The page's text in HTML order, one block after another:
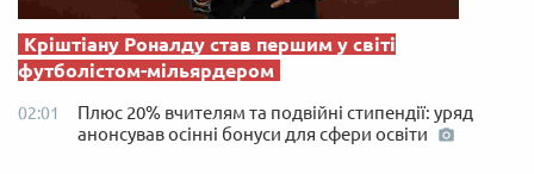
Кріштіану Роналду став першим у світі
футболістом-мільярдером
02:01
Плюс 20% вчителям та подвійні стипендії: уряд
анонсував осінні бонуси для сфери освіти